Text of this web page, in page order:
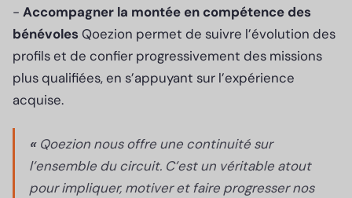
- Accompagner la montée en compétence des
bénévoles Qoezion permet de suivre l’évolution des
profils et de confier progressivement des missions
plus qualifiées, en s’appuyant sur l’expérience
acquise.
«Qoezion nous offre une continuité sur
l’ensemble du circuit. C’est un véritable atout
pour impliquer, motiver et faire progresser nos